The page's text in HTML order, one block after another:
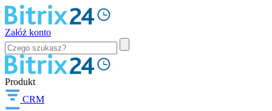
Załóż konto
Produkt
CRM